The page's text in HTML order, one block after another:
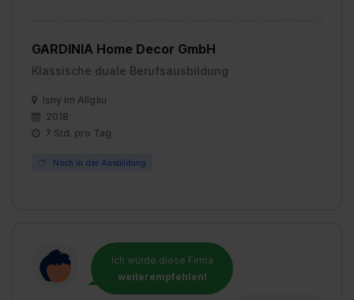
GARDINIA Home Decor GmbH
Klassische duale Berufsausbildung
Isny im Allgäu
2018
7 Std. pro Tag
Noch in der Ausbildung
Ich würde diese Firma
weiterempfehlen!